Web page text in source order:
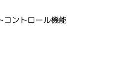
コントロール機能